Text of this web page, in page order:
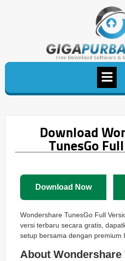
Download
TunesGo
Download Now
Wondershare TunesGo Full
versi terbaru secara gratis,
setup bersama dengan premium
About Wondershare